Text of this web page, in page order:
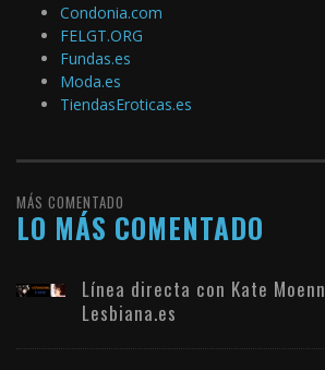
Condonia.com
FELGT.ORG
Fundas.es
Moda.es
TiendasEroticas.es
MÁS COMENTADO
LO MÁS COMENTADO
Línea directa con Kate
Lesbiana.es